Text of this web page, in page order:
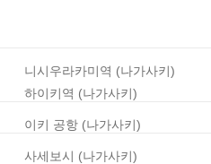
니시우라카미역 (나가사키)
하이키역 (나가사키)
이키 공항 (나가사키)
사세보시 (나가사키)